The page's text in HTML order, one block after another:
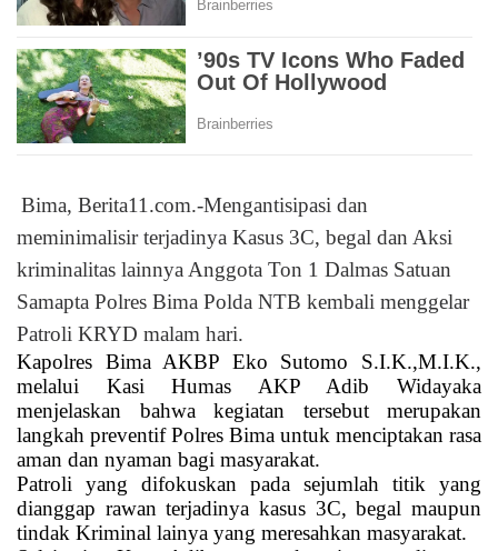
Bima, Berita11.com.-Mengantisipasi dan
meminimalisir terjadinya Kasus 3C, begal dan Aksi
kriminalitas lainnya Anggota Ton 1 Dalmas Satuan
Samapta Polres Bima Polda NTB kembali menggelar
Patroli KRYD malam hari.
Kapolres Bima AKBP Eko Sutomo S.I.K.,M.I.K.,
melalui Kasi Humas AKP Adib Widayaka
menjelaskan bahwa kegiatan tersebut merupakan
langkah preventif Polres Bima untuk menciptakan rasa
aman dan nyaman bagi masyarakat.
Patroli yang difokuskan pada sejumlah titik yang
dianggap rawan terjadinya kasus 3C, begal maupun
tindak Kriminal lainya yang meresahkan masyarakat.